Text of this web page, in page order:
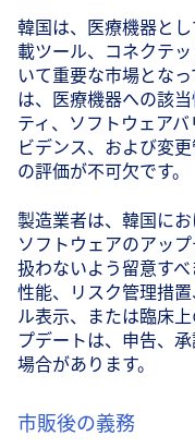
韓国は、医療機器と
載ツール、コネクテ
いて重要な市場とな
は、医療機器への該
ティ、ソフトウェア
ビデンス、および変
の評価が不可欠です。
製造業者は、韓国に
ソフトウェアのアッ
扱わないよう留意すべ
性能、リスク管理措
ル表示、または臨床
プデートは、申告、
場合があります。
市販後の義務